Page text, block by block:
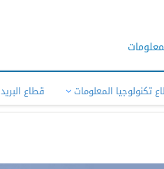
تكنولوجيا المعلومات قطاع البريد